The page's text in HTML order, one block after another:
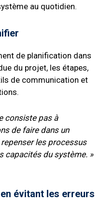
au quotidien.
de planification dans
du projet, les étapes,
de communication et
consiste pas à
de faire dans un
les processus
capacités du système. »
évitant les erreurs